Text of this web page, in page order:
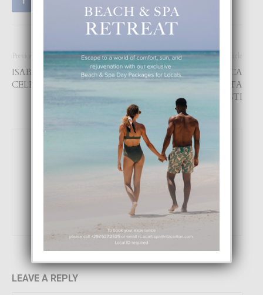
Previous article
ISABEL PREYSLER TA
CELEBRA 70 AÑA
Next article
TA DUDA SI E MARCA
‘VICTORIA BECKHAM’ TA
SIGUI EXISTI
Focus Magazine
LEAVE A REPLY